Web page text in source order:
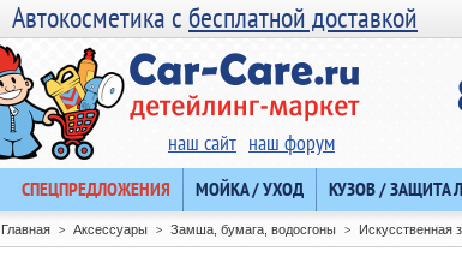
Автокосметика сбесплатной доставкой
наш сайт наш форум
СПЕЦПРЕДЛОЖЕНИЯ МОЙКА / УХОД КУЗОВ / ЗАЩИТА
Главная > Аксессуары > Замша, бумага, водосгоны > Искусственная